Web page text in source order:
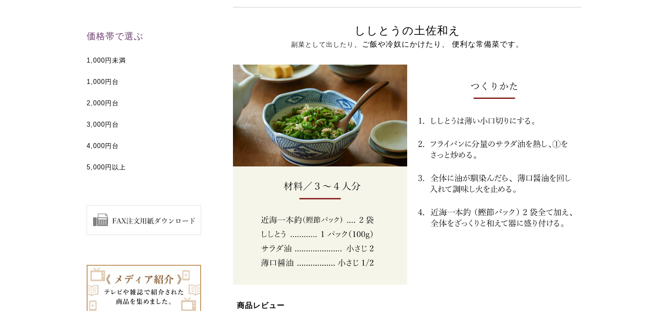
価格帯で選ぶ
1,000円未満
1,000円台
2,000円台
3,000円台
4,000円台
5,000円以上
ししとうの土佐和え
副菜として出したり 、ご飯や冷奴にかけたり、 便利な常備菜です。
商品レビュー